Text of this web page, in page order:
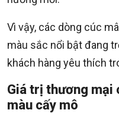
Vì vậy, các dòng cúc
màu sắc nổi bật đang
khách hàng yêu thích
Giá trị thương mại
màu cấy mô